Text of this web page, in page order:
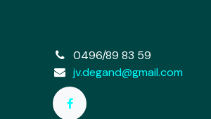
0496/89 83 59
jv.degand@gmail.com